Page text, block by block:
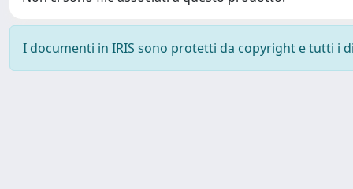
I documenti in IRIS sono protetti da copyright e tutti i